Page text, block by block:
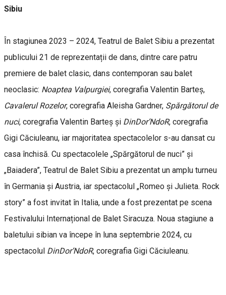
Sibiu
În stagiunea 2023 – 2024, Teatrul de Balet Sibiu a prezentat
publicului 21 de reprezentații de dans, dintre care patru
premiere de balet clasic, dans contemporan sau balet
neoclasic: Noaptea Valpurgiei, coregrafia Valentin Barteș,
Cavalerul Rozelor, coregrafia Aleisha Gardner, Spărgătorul de
nuci, coregrafia Valentin Barteș și DinDor’NdoR, coregrafia
Gigi Căciuleanu, iar majoritatea spectacolelor s-au dansat cu
casa închisă. Cu spectacolele „Spărgătorul de nuci” și
„Baiadera”, Teatrul de Balet Sibiu a prezentat un amplu turneu
în Germania și Austria, iar spectacolul „Romeo și Julieta. Rock
story” a fost invitat în Italia, unde a fost prezentat pe scena
Festivalului Internațional de Balet Siracuza. Noua stagiune a
baletului sibian va începe în luna septembrie 2024, cu
spectacolul DinDor’NdoR, coregrafia Gigi Căciuleanu.